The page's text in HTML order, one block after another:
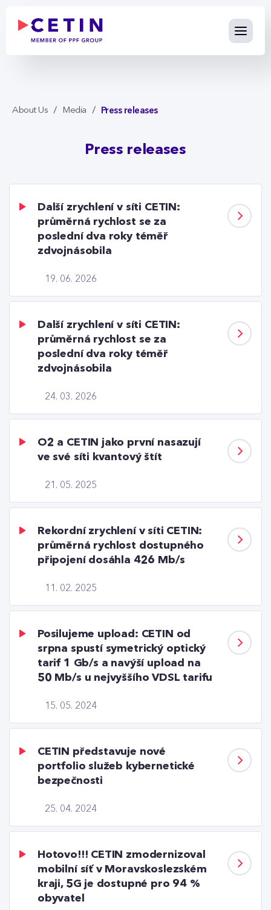
About Us Media Press releases
Press releases
19. 06. 2026
Další zrychlení v síti CETIN:
průměrná rychlost se za
poslední dva roky téměř
zdvojnásobila
24. 03. 2026
Další zrychlení v síti CETIN:
průměrná rychlost se za
poslední dva roky téměř
zdvojnásobila
21. 05. 2025
O2 a CETIN jako první nasazují
ve své síti kvantový štít
11. 02. 2025
Rekordní zrychlení v síti CETIN:
průměrná rychlost dostupného
připojení dosáhla 426 Mb/s
15. 05. 2024
Posilujeme upload: CETIN od
srpna spustí symetrický optický
tarif 1 Gb/s a navýší upload na
50 Mb/s u nejvyššího VDSL tarifu
25. 04. 2024
CETIN představuje nové
portfolio služeb kybernetické
bezpečnosti
Hotovo!!! CETIN zmodernizoval
mobilní síť v Moravskoslezském
kraji, 5G je dostupné pro 94 %
obyvatel